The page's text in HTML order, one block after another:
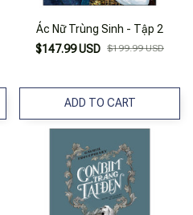
Ác Nữ Trùng Sinh - Tập 2
$147.99 USD $199.99 USD
ADD TO CART